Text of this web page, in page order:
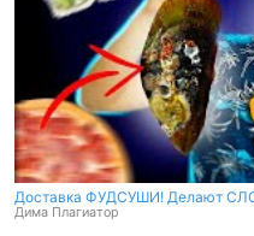
Доставка ФУДСУШИ! Делают
Дима Плагиатор